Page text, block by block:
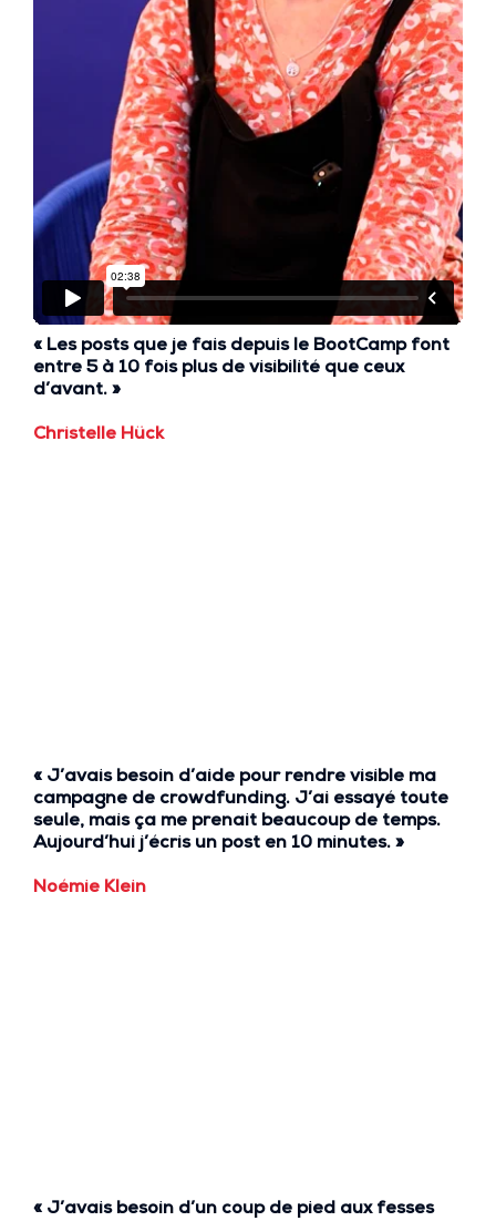
« Les posts que je fais depuis le BootCamp font
entre 5 à 10 fois plus de visibilité que ceux
d’avant. »
Christelle Hück
« J’avais besoin d’aide pour rendre visible ma
campagne de crowdfunding. J’ai essayé toute
seule, mais ça me prenait beaucoup de temps.
Aujourd’huij’écris un post en 10 minutes. »
Noémie Klein
« J’avais besoin d’un coup de pied aux fesses